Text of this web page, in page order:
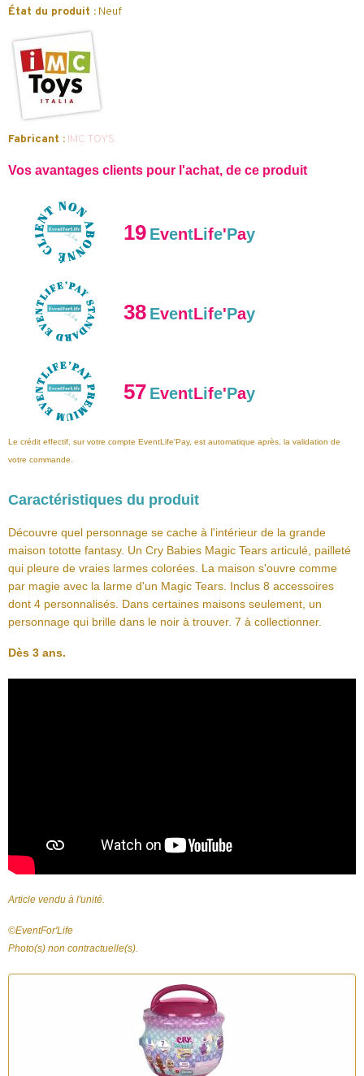
État du produit : Neuf
Fabricant : IMC TOYS
Vos avantages clients pour l'achat, de ce produit
19 EventLife'Pay
38 EventLife'Pay
57 EventLife'Pay
Le crédit effectif, sur votre compte EventLife'Pay, est automatique après, la validation de
votre commande.
Caractéristiques du produit
Découvre quel personnage se cache à l'intérieur de la grande
maison tototte fantasy. Un Cry Babies Magic Tears articulé, pailleté
qui pleure de vraies larmes colorées. La maison s'ouvre comme
par magie avec la larme d'un Magic Tears. Inclus 8 accessoires
dont 4 personnalisés. Dans certaines maisons seulement, un
personnage qui brille dans le noir à trouver. 7 à collectionner.
Dès 3 ans.
Article vendu à l'unité.
©️EventFor'Life
Photo(s) non contractuelle(s).